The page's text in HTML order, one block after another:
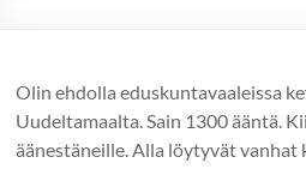
Olin ehdolla eduskuntavaaleissa
Uudeltamaalta. Sain 1300 ääntä.
äänestäneille. Alla löytyvät vanhat